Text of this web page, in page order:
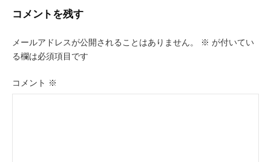
ゲ
ー
シ
ョ
コメントを残す
メールアドレスが公開されることはありません。 ※ が付いてい
る欄は必須項目です
コメント ※